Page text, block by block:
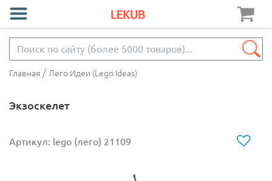
Главная / Лего Идеи (Lego Ideas)
Экзоскелет
Артикул: lego (лего) 21109